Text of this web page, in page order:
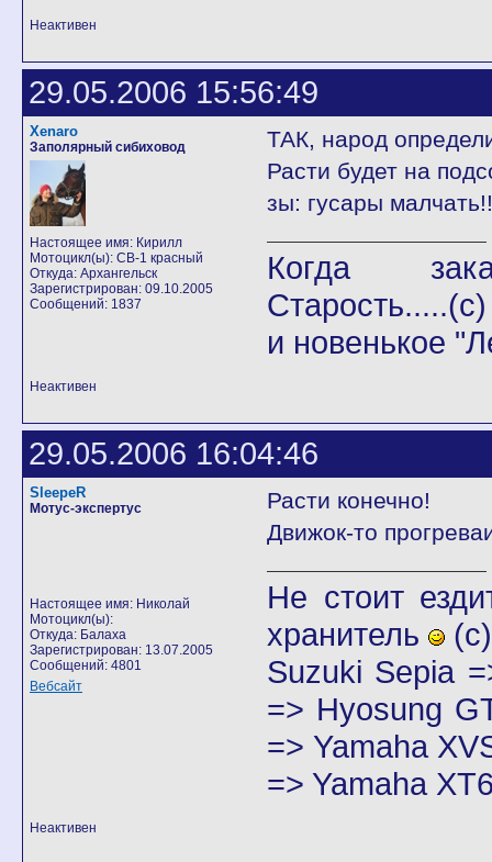
Неактивен
29.05.2006 15:56:49
Xenaro
Заполярный сибиховод
Настоящее имя: Кирилл
Мотоцикл(ы): СВ-1 красный
Откуда: Архангельск
Зарегистрирован: 09.10.2005
Сообщений: 1837
ТАК, народ
Расти будет на
зы: гусары
Когда
Старость.....(с)
и новенькое
Неактивен
29.05.2006 16:04:46
SleepeR
Мотус-экспертус
Настоящее имя: Николай
Мотоцикл(ы):
Откуда: Балаха
Зарегистрирован: 13.07.2005
Сообщений: 4801
Вебсайт
Расти конечно!
Движок-то
Не стоит
хранитель
(с)
Suzuki Sepia
=> Hyosung
=> Yamaha
=> Yamaha
Неактивен